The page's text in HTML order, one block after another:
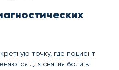
точку, где пациент
для снятия боли в